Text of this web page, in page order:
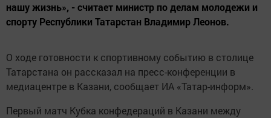
нашу жизнь», - считает министр по делам молодежи и
спорту Республики Татарстан Владимир Леонов.
О ходе готовности к спортивному событию в столице
Татарстана он рассказал на пресс-конференции в
медиацентре в Казани, сообщает ИА «Татар-информ».
Первый матч Кубка конфедераций в Казани между